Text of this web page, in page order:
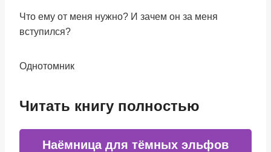
Что ему от меня нужно? И зачем он за меня
вступился?
Однотомник
Читать книгу полностью
Наёмница для тёмных эльфов